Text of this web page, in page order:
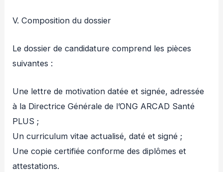
V. Composition du dossier
Le dossier de candidature comprend les pièces
suivantes :
Une lettre de motivation datée et signée, adressée
à la Directrice Générale de l’ONG ARCAD Santé
PLUS ;
Un curriculum vitae actualisé, daté et signé ;
Une copie certifiée conforme des diplômes et
attestations.